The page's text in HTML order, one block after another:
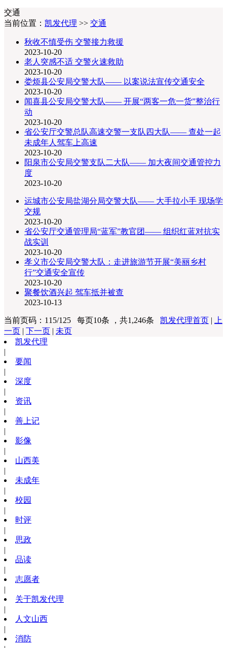
交通
当前位置： 凯发代理 >> 交通
秋收不慎受伤 交警接力救援
2023-10-20
老人突感不适 交警火速救助
2023-10-20
娄烦县公安局交警大队—— 以案说法宣传交通安全
2023-10-20
闻喜县公安局交警大队—— 开展“两客一危一货”整治行
动
2023-10-20
省公安厅交警总队高速交警一支队四大队—— 查处一起
未成年人驾车上高速
2023-10-20
阳泉市公安局交警支队二大队—— 加大夜间交通管控力
度
2023-10-20
运城市公安局盐湖分局交警大队—— 大手拉小手 现场学
交规
2023-10-20
省公安厅交通管理局“蓝军”教官团—— 组织红蓝对抗实
战实训
2023-10-20
孝义市公安局交警大队：走进旅游节开展“美丽乡村
行”交通安全宣传
2023-10-20
聚餐饮酒兴起 驾车抵并被查
2023-10-13
当前页码：115/125 每页10条 ，共1,246条 凯发代理首页 |
上
一页 | 下一页 | 未页
凯发代理
|
要闻
|
深度
|
资讯
|
善上记
|
影像
|
山西美
|
未成年
|
校园
|
时评
|
思政
|
品读
|
志愿者
|
关于凯发代理
|
人文山西
|
消防